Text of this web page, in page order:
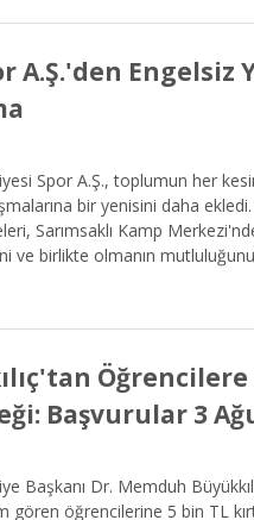
A.Ş.'den Engelsiz
Spor A.Ş., toplumun her
bir yenisini daha
Sarımsaklı Kamp
ve birlikte olmanın
Başvurular 3
Başkanı Dr. Memduh
gören öğrencilerine 5 bin TL